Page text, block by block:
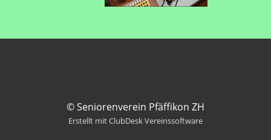
© Seniorenverein Pfäffikon ZH
Erstellt mit ClubDesk Vereinssoftware